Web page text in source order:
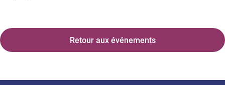
Retour aux événements